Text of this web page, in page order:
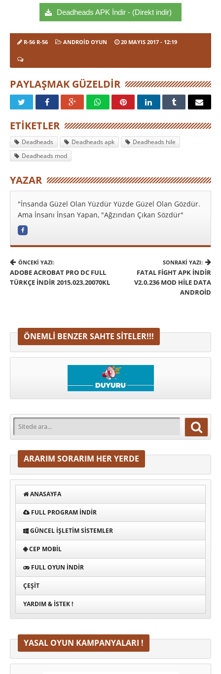
Deadheads APK İndir - (Direkt indir)
R-56 R-56 ANDROID OYUN 20 MAYIS 2017 - 12:19
PAYLAŞMAK GÜZELDIR
ETIKETLER
Deadheads Deadheads apk
Deadheads hile
Deadheads mod
YAZAR
"İnsanda Güzel Olan Yüzdür Yüzde Güzel Olan Gözdür.
Ama İnsanı İnsan Yapan, "Ağzından Çıkan Sözdür"
ÖNCEKI YAZI:
ADOBE ACROBAT PRO DC FULL
TÜRKÇE INDIR 2015.023.20070KL
SONRAKI YAZI:
FATAL FIGHT APK İNDIR
V2.0.236 MOD HILE DATA
ANDROID
ÖNEMLI BENZER SAHTE SITELER!!!
ARARIM SORARIM HER YERDE
ANASAYFA
FULL PROGRAM INDIR
GÜNCEL İŞLETIM SISTEMLER
CEP MOBIL
FULL OYUN İNDIR
ÇEŞIT
YARDIM & İSTEK !
YASAL OYUN KAMPANYALARI !